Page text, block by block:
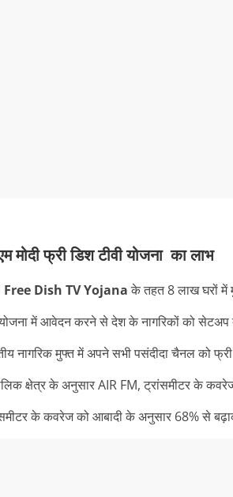
मोदी फ्री डिश टीवी योजना का लाभ
Free Dish TV Yojanaके तहत 8 लाख घरों में
में आवेदन करने से देश के नागरिकों को सेटअप
नागरिक मुफ्त में अपने सभी पसंदीदा चैनल को
क्षेत्र के अनुसार AIR FM, ट्रांसमीटर के
के कवरेज को आबादी के अनुसार 68% से